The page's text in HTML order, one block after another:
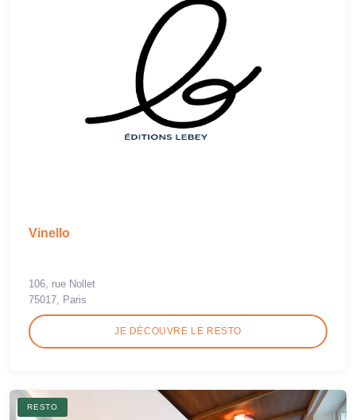
Vinello
106, rue Nollet
75017, Paris
JE DÉCOUVRE LE RESTO
RESTO